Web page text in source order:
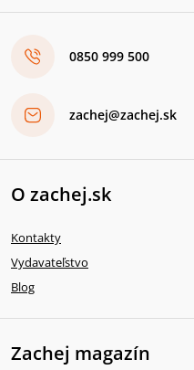
0850 999 500
zachej@zachej.sk
O zachej.sk
Kontakty
Vydavateľstvo
Blog
Zachej magazín